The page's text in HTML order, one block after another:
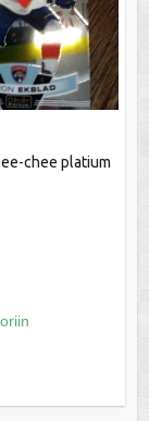
chee platium